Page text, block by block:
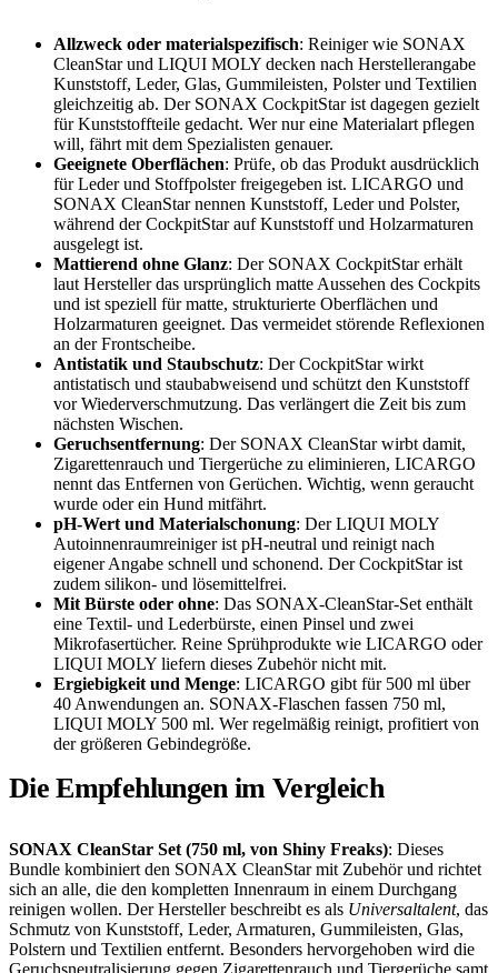
Allzweck oder materialspezifisch: Reiniger wie SONAX
CleanStar und LIQUI MOLY decken nach Herstellerangabe
Kunststoff, Leder, Glas, Gummileisten, Polster und Textilien
gleichzeitig ab. Der SONAX CockpitStar ist dagegen gezielt
für Kunststoffteile gedacht. Wer nur eine Materialart pflegen
will, fährt mit dem Spezialisten genauer.
Geeignete Oberflächen: Prüfe, ob das Produkt ausdrücklich
für Leder und Stoffpolster freigegeben ist. LICARGO und
SONAX CleanStar nennen Kunststoff, Leder und Polster,
während der CockpitStar auf Kunststoff und Holzarmaturen
ausgelegt ist.
Mattierend ohne Glanz: Der SONAX CockpitStar erhält
laut Hersteller das ursprünglich matte Aussehen des Cockpits
und ist speziell für matte, strukturierte Oberflächen und
Holzarmaturen geeignet. Das vermeidet störende Reflexionen
an der Frontscheibe.
Antistatik und Staubschutz: Der CockpitStar wirkt
antistatisch und staubabweisend und schützt den Kunststoff
vor Wiederverschmutzung. Das verlängert die Zeit bis zum
nächsten Wischen.
Geruchsentfernung: Der SONAX CleanStar wirbt damit,
Zigarettenrauch und Tiergerüche zu eliminieren, LICARGO
nennt das Entfernen von Gerüchen. Wichtig, wenn geraucht
wurde oder ein Hund mitfährt.
pH-Wert und Materialschonung: Der LIQUI MOLY
Autoinnenraumreiniger ist pH-neutral und reinigt nach
eigener Angabe schnell und schonend. Der CockpitStar ist
zudem silikon- und lösemittelfrei.
Mit Bürste oder ohne: Das SONAX-CleanStar-Set enthält
eine Textil- und Lederbürste, einen Pinsel und zwei
Mikrofasertücher. Reine Sprühprodukte wie LICARGO oder
LIQUI MOLY liefern dieses Zubehör nicht mit.
Ergiebigkeit und Menge: LICARGO gibt für 500 ml über
40 Anwendungen an. SONAX-Flaschen fassen 750 ml,
LIQUI MOLY 500 ml. Wer regelmäßig reinigt, profitiert von
der größeren Gebindegröße.
Die Empfehlungen im Vergleich
SONAX CleanStar Set (750 ml, von Shiny Freaks): Dieses
Bundle kombiniert den SONAX CleanStar mit Zubehör und richtet
sich an alle, die den kompletten Innenraum in einem Durchgang
reinigen wollen. Der Hersteller beschreibt es als Universaltalent, das
Schmutz von Kunststoff, Leder, Armaturen, Gummileisten, Glas,
Polstern und Textilien entfernt. Besonders hervorgehoben wird die
Geruchsneutralisierung gegen Zigarettenrauch und Tiergerüche samt